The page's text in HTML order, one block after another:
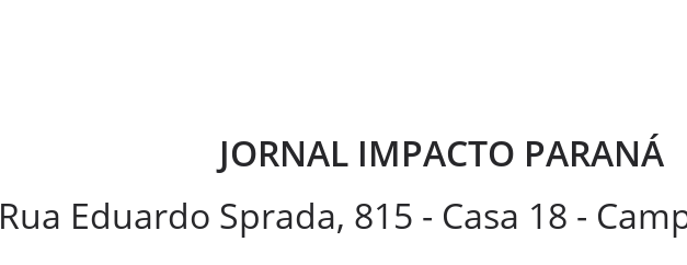
JORNAL IMPACTO PARANÁ
Rua Eduardo Sprada, 815 - Casa 18 -